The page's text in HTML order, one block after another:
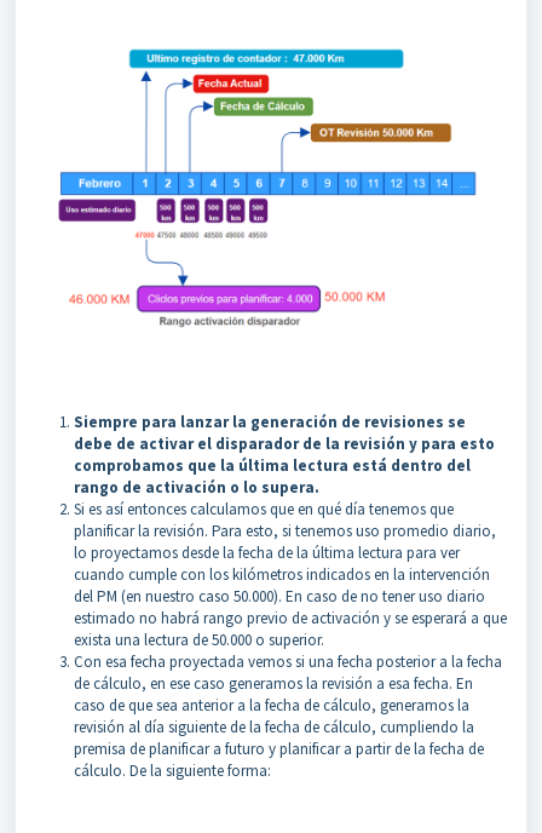
Siempre para lanzar la generación de revisiones se
debe de activar el disparador de la revisión y para esto
comprobamos que la última lectura está dentro del
rango de activación o lo supera.
Si es así entonces calculamos que en qué día tenemos que
planificar la revisión. Para esto, si tenemos uso promedio diario,
lo proyectamos desde la fecha de la última lectura para ver
cuando cumple con los kilómetros indicados en la intervención
del PM (en nuestro caso 50.000). En caso de no tener uso diario
estimado no habrá rango previo de activación y se esperará a que
exista una lectura de 50.000 o superior.
Con esa fecha proyectada vemos si una fecha posterior a la fecha
de cálculo, en ese caso generamos la revisión a esa fecha. En
caso de que sea anterior a la fecha de cálculo, generamos la
revisión al día siguiente de la fecha de cálculo, cumpliendo la
premisa de planificar a futuro y planificar a partir de la fecha de
cálculo. De la siguiente forma: